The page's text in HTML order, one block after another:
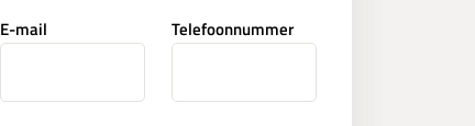
E-mail Telefoonnummer